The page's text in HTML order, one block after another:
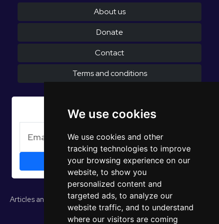
We use cookies
We use cookies and other
tracking technologies to improve
your browsing experience on our
website, to show you
personalized content and
targeted ads, to analyze our
website traffic, and to understand
where our visitors are coming
About us
Donate
Contact
Terms and conditions
Subscribe to Newsletter
Articles and opinionsStudies and reportsEUROPULS Results